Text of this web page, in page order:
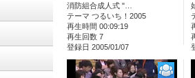
消防組合成人式 "…
テーマ つるいち！2005
再生時間 00:09:19
再生回数 7
登録日 2005/01/07